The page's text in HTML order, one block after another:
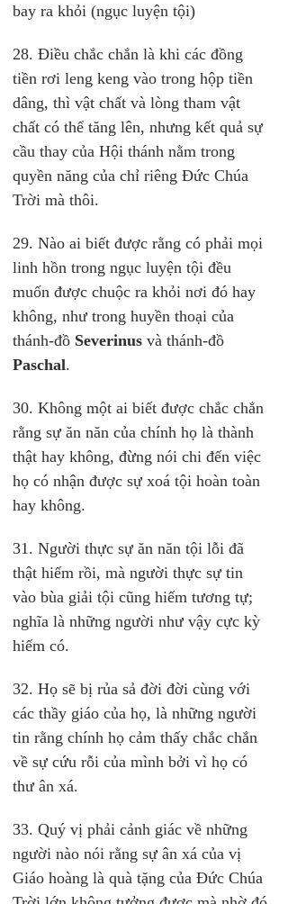
bay ra khỏi (ngục luyện tội)
28. Điều chắc chắn là khi các đồng
tiền rơi leng keng vào trong hộp tiền
dâng, thì vật chất và lòng tham vật
chất có thể tăng lên, nhưng kết quả sự
cầu thay của Hội thánh nằm trong
quyền năng của chỉ riêng Đức Chúa
Trời mà thôi.
29. Nào ai biết được rằng có phải mọi
linh hồn trong ngục luyện tội đều
muốn được chuộc ra khỏi nơi đó hay
không, như trong huyền thoại của
thánh-đồ Severinus và thánh-đồ
Paschal.
30. Không một ai biết được chắc chắn
rằng sự ăn năn của chính họ là thành
thật hay không, đừng nói chi đến việc
họ có nhận được sự xoá tội hoàn toàn
hay không.
31. Người thực sự ăn năn tội lỗi đã
thật hiếm rồi, mà người thực sự tin
vào bùa giải tội cũng hiếm tương tự;
nghĩa là những người như vậy cực kỳ
hiếm có.
32. Họ sẽ bị rủa sả đời đời cùng với
các thầy giáo của họ, là những người
tin rằng chính họ cảm thấy chắc chắn
về sự cứu rỗi của mình bởi vì họ có
thư ân xá.
33. Quý vị phải cảnh giác về những
người nào nói rằng sự ân xá của vị
Giáo hoàng là quà tặng của Đức Chúa